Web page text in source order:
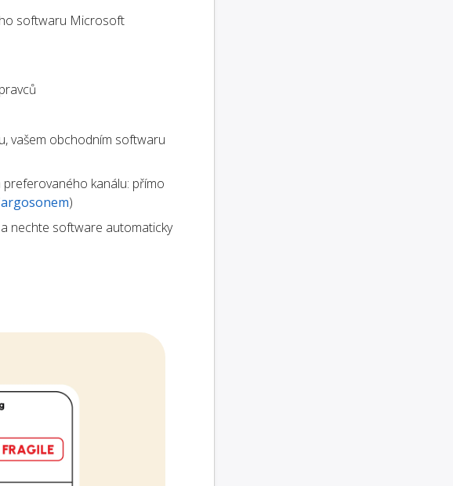
softwaru Microsoft
vašem obchodním softwaru
kanálu: přímo
)
nechte software automaticky